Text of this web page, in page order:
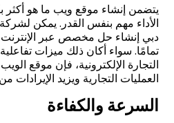
يتضمن إنشاء موقع ويب ما هو أكثر
الأداء مهم بنفس القدر. يمكن
دبي إنشاء حل مخصص عبر
تمامًا. سواء أكان ذلك ميزات
التجارة الإلكترونية، فإن موقع
العمليات التجارية ويزيد الإيرادات
السرعة والكفاءة